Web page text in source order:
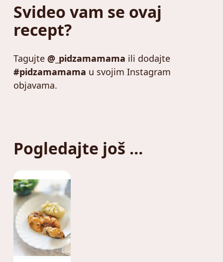
Svideo vam se ovaj
recept?
Tagujte @_pidzamamama ili dodajte
#pidzamamama u svojim Instagram
objavama.
Pogledajte još …